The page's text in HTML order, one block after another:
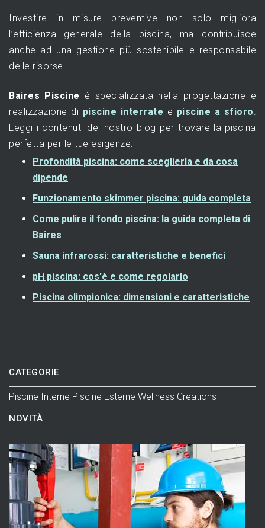
Investire in misure preventive non solo migliora
l’efficienza generale della piscina, ma contribuisce
anche ad una gestione più sostenibile e responsabile
delle risorse.
Baires Piscine è specializzata nella progettazione e
realizzazione di piscine interrate e piscine a sfioro.
Leggi i contenuti del nostro blog per trovare la piscina
perfetta per le tue esigenze:
Profondità piscina: come sceglierla e da cosa
dipende
Funzionamento skimmer piscina: guida completa
Come pulire il fondo piscina: la guida completa di
Baires
Sauna infrarossi: caratteristiche e benefici
pH piscina: cos'è e come regolarlo
Piscina olimpionica: dimensioni e caratteristiche
CATEGORIE
Piscine Interne Piscine Esterne Wellness Creations
NOVITÀ